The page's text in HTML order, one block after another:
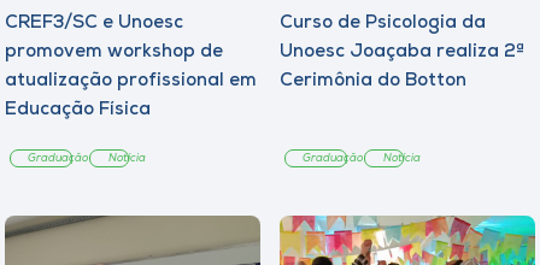
CREF3/SC e Unoesc
promovem workshop de
atualização profissional em
Educação Física
Graduação Notícia
Curso de Psicologia da
Unoesc Joaçaba realiza 2ª
Cerimônia do Botton
Graduação Notícia